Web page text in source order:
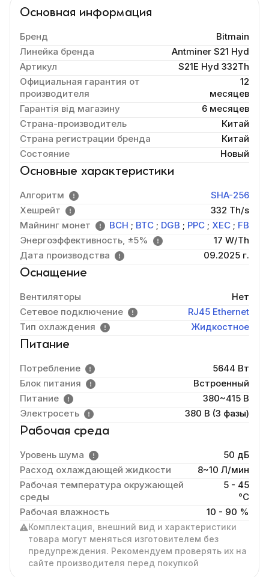
Основная информация
Бренд
Bitmain
Линейка бренда
Antminer S21 Hyd
Артикул
S21E Hyd 332Th
Официальная гарантия от
производителя
12
месяцев
Гарантія від магазину
6 месяцев
Страна-производитель
Китай
Страна регистрации бренда
Китай
Состояние
Новый
Основные характеристики
Алгоритм
SHA-256
Хешрейт
332 Th/s
Майнинг монет
BCH ; BTC ; DGB ; PPC ; XEC ; FB
Энергоэффективность, ±5%
17 W/Th
Дата производства
09.2025 г.
Оснащение
Вентиляторы
Нет
Сетевое подключение
RJ45 Ethernet
Тип охлаждения
Жидкостное
Питание
Потребление
5644 Вт
Блок питания
Встроенный
Питание
380~415 В
Электросеть
380 В (3 фазы)
Рабочая среда
Уровень шума
50 дБ
Расход охлаждающей жидкости
8~10 Л/мин
Рабочая температура окружающей
среды
5 - 45
°C
Рабочая влажность
10 - 90 %
Комплектация, внешний вид и характеристики
товара могут меняться изготовителем без
предупреждения. Рекомендуем проверять их на
сайте производителя перед покупкой